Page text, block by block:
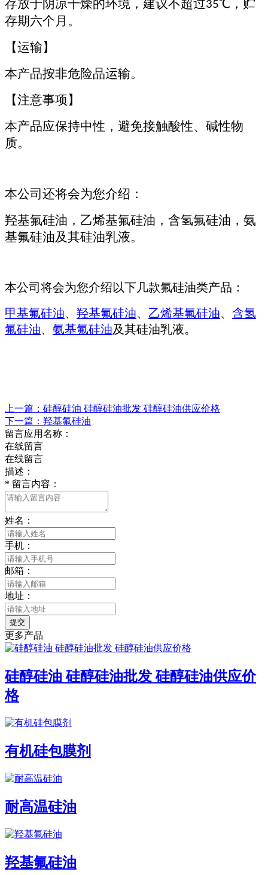
存放于阴凉干燥的环境，建议不超过35℃，贮
存期六个月。
【运输】
本产品按非危险品运输。
【注意事项】
本产品应保持中性，避免接触酸性、碱性物
质。
本公司还将会为您介绍：
羟基氟硅油，乙烯基氟硅油，含氢氟硅油，氨
基氟硅油及其硅油乳液。
本公司将会为您介绍以下几款氟硅油类产品：
甲基氟硅油、 羟基氟硅油、 乙烯基氟硅油、 含氢
氟硅油、 氨基氟硅油及其硅油乳液。
上一篇：硅醇硅油 硅醇硅油批发 硅醇硅油供应价格
下一篇：羟基氟硅油
留言应用名称：
在线留言
在线留言
描述：
* 留言内容：
姓名：
手机：
邮箱：
地址：
提交
更多产品
硅醇硅油 硅醇硅油批发 硅醇硅油供应价
格
有机硅包膜剂
耐高温硅油
羟基氟硅油